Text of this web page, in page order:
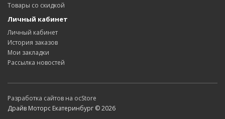
Товары со скидкой
Личный кабинет
Личный кабинет
История заказов
Мои закладки
Рассылка новостей
Разработка сайтов на ocStore
Драйв Моторс Екатеринбург © 2026